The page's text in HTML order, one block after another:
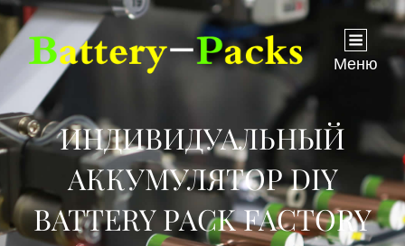
Меню
ИНДИВИДУАЛЬНЫЙ
АККУМУЛЯТОР DIY
BATTERY PACK FACTORY